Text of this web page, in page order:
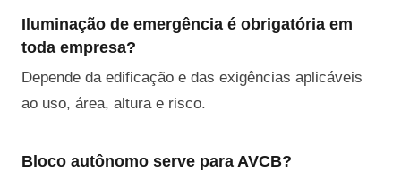
Iluminação de emergência é obrigatória em
toda empresa?
Depende da edificação e das exigências aplicáveis
ao uso, área, altura e risco.
Bloco autônomo serve para AVCB?